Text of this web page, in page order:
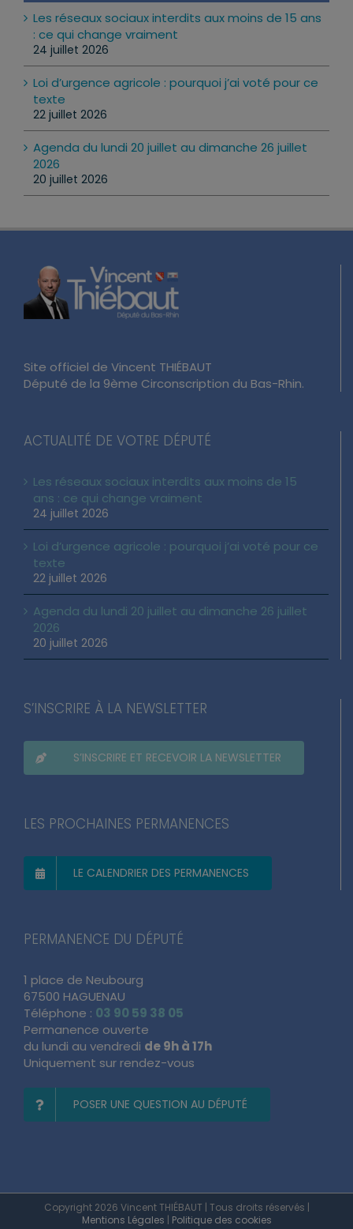
Les réseaux sociaux interdits aux moins de 15 ans
: ce qui change vraiment
24 juillet 2026
Loi d’urgence agricole : pourquoi j’ai voté pour ce
texte
22 juillet 2026
Agenda du lundi 20 juillet au dimanche 26 juillet
2026
20 juillet 2026
Site officiel de Vincent THIÉBAUT
Député de la 9ème Circonscription du Bas-Rhin.
ACTUALITÉ DE VOTRE DÉPUTÉ
Les réseaux sociaux interdits aux moins de 15
ans : ce qui change vraiment
24 juillet 2026
Loi d’urgence agricole : pourquoi j’ai voté pour ce
texte
22 juillet 2026
Agenda du lundi 20 juillet au dimanche 26 juillet
2026
20 juillet 2026
S’INSCRIRE À LA NEWSLETTER
S’INSCRIRE ET RECEVOIR LA NEWSLETTER
LES PROCHAINES PERMANENCES
LE CALENDRIER DES PERMANENCES
PERMANENCE DU DÉPUTÉ
1 place de Neubourg
67500 HAGUENAU
Téléphone : 03 90 59 38 05
Permanence ouverte
du lundi au vendredi de 9h à 17h
Uniquement sur rendez-vous
POSER UNE QUESTION AU DÉPUTÉ
Copyright 2026 Vincent THIÉBAUT | Tous droits réservés |
Mentions Légales | Politique des cookies